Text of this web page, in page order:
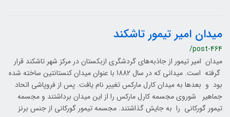
میدان امیر تیمور تاشکند
/post-464
میدان امیر تیمور از جاذبه‌های گردشگری ازبکستان در مرکز شهر تاشکند قرار
گرفته است. میدانی که در سال 1882 با عنوان میدان کنستانتین ساخته شده
بود و بعدها به میدان کارل مارکس تغییر نام یافت. پس از فروپاشی اتحاد
جماهیر شوروی مجسمه کارل مارکس را از این میدان برداشتند و مجسمه
تیمور گورکانی را به جایش گذاشتند. مجسمه تیمور گورکانی از جنس برنز